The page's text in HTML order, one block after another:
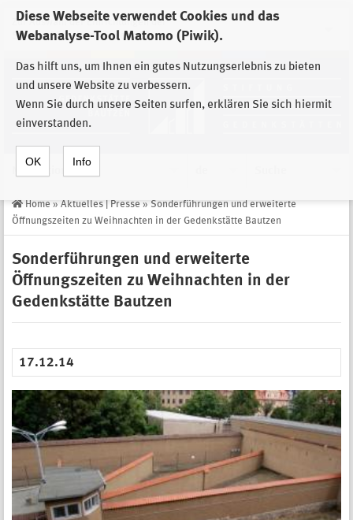
Diese Webseite verwendet Cookies und das
Webanalyse-Tool Matomo (Piwik).
Das hilft uns, um Ihnen ein gutes Nutzungserlebnis zu bieten
und unsere Website zu verbessern.
Wenn Sie durch unsere Seiten surfen, erklären Sie sich hiermit
einverstanden.
OK Info
Zur Auswahl der Einrichtungen der
Stiftung Sächsische Gedenkstätten
Home » Aktuelles | Presse » Sonderführungen und erweiterte
Öffnungszeiten zu Weihnachten in der Gedenkstätte Bautzen
Sonderführungen und erweiterte
Öffnungszeiten zu Weihnachten in der
Gedenkstätte Bautzen
17.12.14